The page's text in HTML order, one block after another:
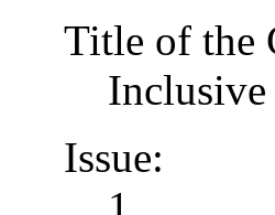
Title of the
Issue: